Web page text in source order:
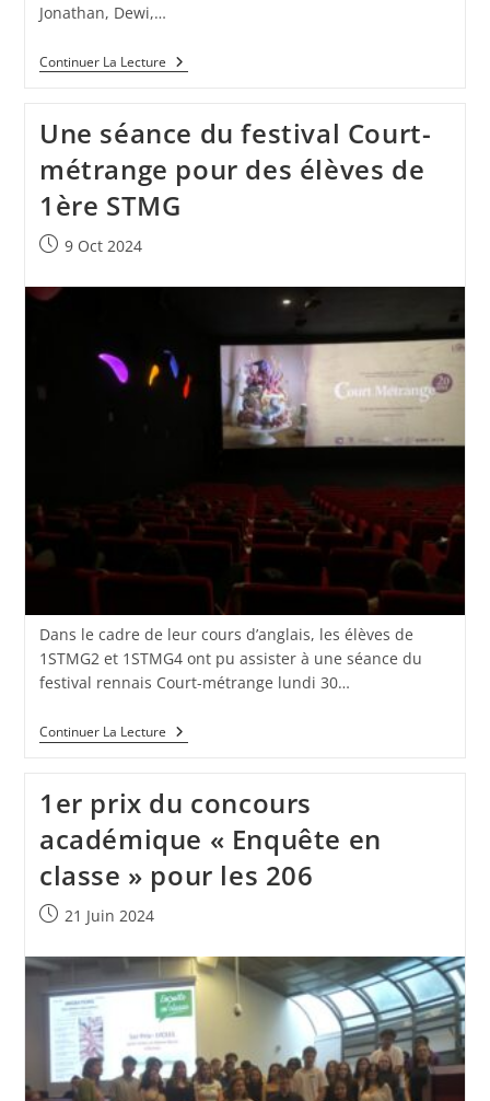
Jonathan, Dewi,…
Continuer La Lecture
Une séance du festival Court-
métrange pour des élèves de
1ère STMG
9 Oct 2024
Dans le cadre de leur cours d’anglais, les élèves de
1STMG2 et 1STMG4 ont pu assister à une séance du
festival rennais Court-métrange lundi 30…
Continuer La Lecture
1er prix du concours
académique « Enquête en
classe » pour les 206
21 Juin 2024